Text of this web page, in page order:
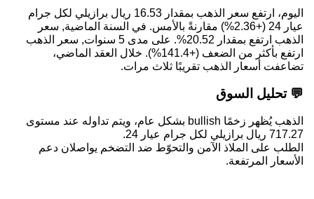
اليوم، ارتفع سعر الذهب بمقدار 16.53 ريال برازيلي لكل جرام
عيار 24 (+2.36%) مقارنةً بالأمس. في السنة الماضية, سعر
الذهب ارتفع بمقدار 20.52%. على مدى 5 سنوات, سعر الذهب
ارتفع بأكثر من الضعف (+141.4%). خلال العقد الماضي،
تضاعفت أسعار الذهب تقريبًا ثلاث مرات.
💬 تحليل السوق
الذهب يُظهر زخمًا bullish بشكل عام، ويتم تداوله عند مستوى
717.27 ريال برازيلي لكل جرام عيار 24.
الطلب على الملاذ الآمن والتحوّط ضد التضخم يواصلان دعم
الأسعار المرتفعة.